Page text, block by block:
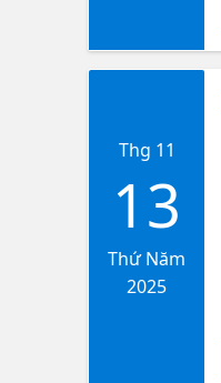
Thg 11
13
Thứ Năm
2025